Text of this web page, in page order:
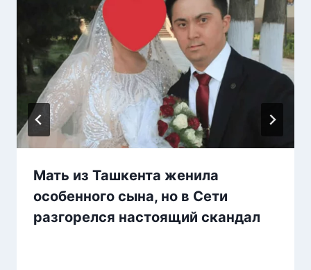
Мать из Ташкента женила
особенного сына, но в Сети
разгорелся настоящий скандал